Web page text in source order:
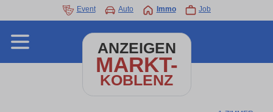
Event Auto Immo Job
ANZEIGEN
MARKT-
KOBLENZ